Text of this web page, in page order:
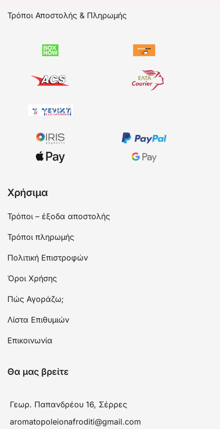
Τρόποι Αποστολής & Πληρωμής
Χρήσιμα
Τρόποι – έξοδα αποστολής
Τρόποι πληρωμής
Πολιτική Επιστροφών
Όροι Χρήσης
Πώς Αγοράζω;
Λίστα Επιθυμιών
Επικοινωνία
Θα μας βρείτε
Γεωρ. Παπανδρέου 16, Σέρρες
aromatopoleionafroditi@gmail.com